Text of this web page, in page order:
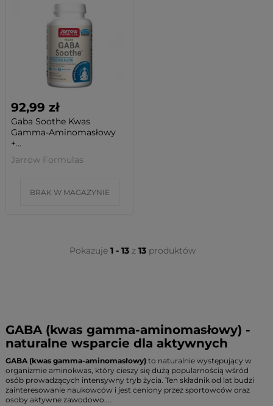
92,99 zł
Gaba Soothe Kwas
Gamma-Aminomasłowy
+...
Jarrow Formulas
BRAK W MAGAZYNIE
Pokazuje 1 - 13 z 13 produktów
GABA (kwas gamma-aminomasłowy) -
naturalne wsparcie dla aktywnych
GABA (kwas gamma-aminomasłowy) to naturalnie występujący w
organizmie aminokwas, który cieszy się dużą popularnością wśród
osób prowadzących intensywny tryb życia. Ten składnik od lat budzi
zainteresowanie naukowców i jest ceniony przez sportowców oraz
osoby aktywne zawodowo....